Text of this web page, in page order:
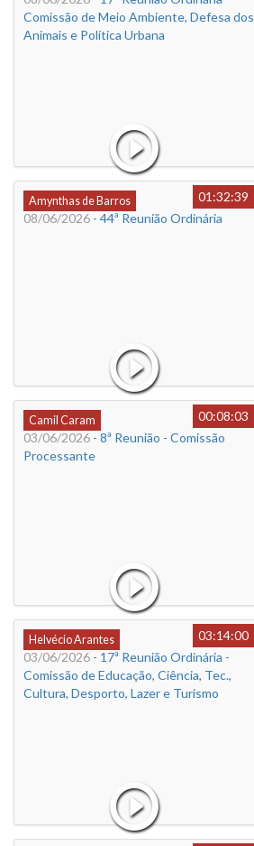
Comissão de Meio Ambiente, Defesa dos
Animais e Política Urbana
Amynthas de Barros
01:32:39
08/06/2026 - 44ª Reunião Ordinária
Camil Caram
00:08:03
03/06/2026 - 8ª Reunião - Comissão
Processante
Helvécio Arantes
03:14:00
03/06/2026 - 17ª Reunião Ordinária -
Comissão de Educação, Ciência, Tec.,
Cultura, Desporto, Lazer e Turismo